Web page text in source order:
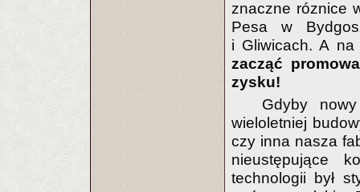
znaczne róznice
Pesa w
i Gliwicach. A
zacząć
zysku!
Gdyby
wieloletniej
czy inna nasza
nieustępujące
technologii był